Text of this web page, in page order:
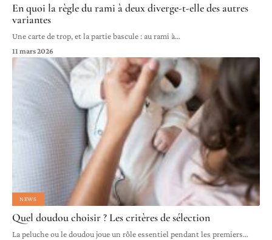
En quoi la règle du rami à deux diverge-t-elle des autres
variantes
Une carte de trop, et la partie bascule : au rami à…
11 mars 2026
NEWS
Quel doudou choisir ? Les critères de sélection
La peluche ou le doudou joue un rôle essentiel pendant les premiers…